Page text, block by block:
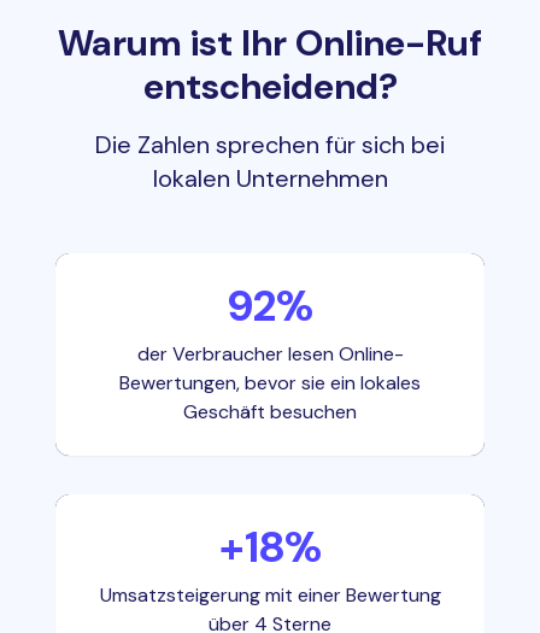
Warum ist Ihr Online-Ruf
entscheidend?
Die Zahlen sprechen für sich bei
lokalen Unternehmen
92%
der Verbraucher lesen Online-
Bewertungen, bevor sie ein lokales
Geschäft besuchen
+18%
Umsatzsteigerung mit einer Bewertung
über 4 Sterne